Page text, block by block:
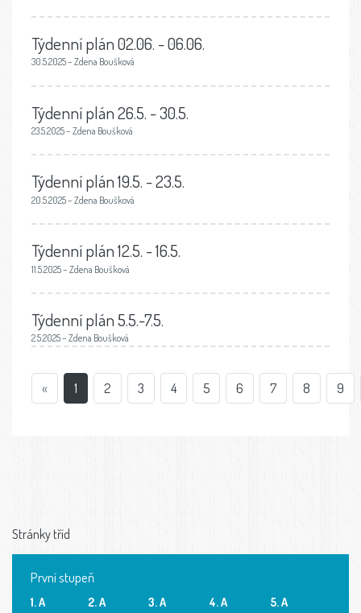
Týdenní plán 02.06. - 06.06.
30.5.2025 – Zdena Boušková
Týdenní plán 26.5. - 30.5.
23.5.2025 – Zdena Boušková
Týdenní plán 19.5. - 23.5.
20.5.2025 – Zdena Boušková
Týdenní plán 12.5. - 16.5.
11.5.2025 – Zdena Boušková
Týdenní plán 5.5.-7.5.
2.5.2025 – Zdena Boušková
« 1 2 3 4 5 6 7 8 9
Stránky tříd
První stupeň
1. A 2. A 3. A 4. A 5. A